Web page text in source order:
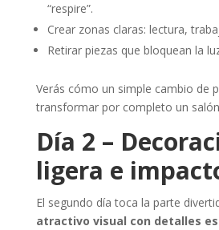
“respire”.
Crear zonas claras: lectura,
Retirar piezas que bloquean la
Verás cómo un simple cambio de
transformar por completo un
Día 2 –
ligera e
El segundo día toca la parte
atractivo visual con detalles